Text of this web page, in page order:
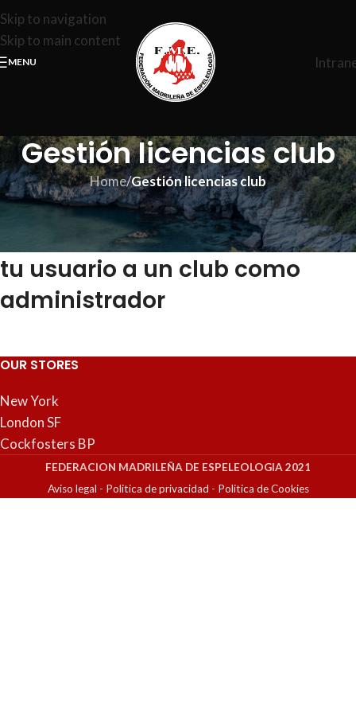
Skip to navigation
Skip to main content
MENU
Gestión licencias club
Home/Gestión licencias club
No tienes permisos como
administrador de club. Añade
tu usuario a un club como
administrador
OUR STORES
New York
London SF
Cockfosters BP
FEDERACION MADRILEÑA DE ESPELEOLOGIA 2021
Aviso legal - Politica de privacidad - Politica de Cookies